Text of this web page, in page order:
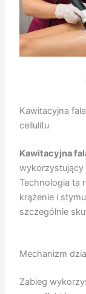
Kawitacyjna
cellulitu
Kawitacyjna
wykorzystujący
Technologia ta
krążenie i
szczególnie
Mechanizm
Zabieg